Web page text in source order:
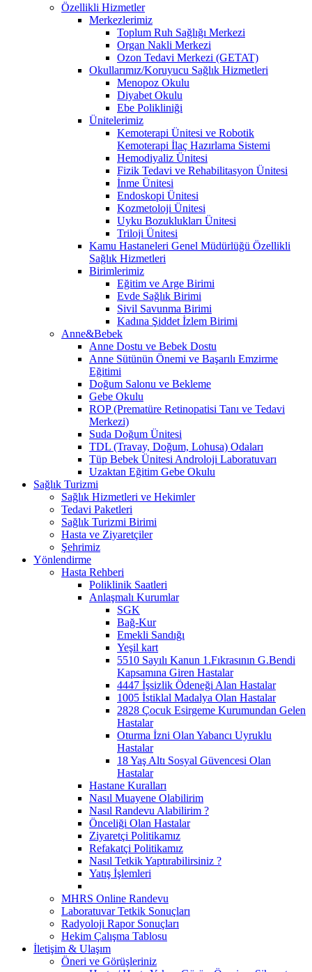
Özellikli Hizmetler
Merkezlerimiz
Toplum Ruh Sağlığı Merkezi
Organ Nakli Merkezi
Ozon Tedavi Merkezi (GETAT)
Okullarımız/Koruyucu Sağlık Hizmetleri
Menopoz Okulu
Diyabet Okulu
Ebe Polikliniği
Ünitelerimiz
Kemoterapi Ünitesi ve Robotik
Kemoterapi İlaç Hazırlama Sistemi
Hemodiyaliz Ünitesi
Fizik Tedavi ve Rehabilitasyon Ünitesi
İnme Ünitesi
Endoskopi Ünitesi
Kozmetoloji Ünitesi
Uyku Bozuklukları Ünitesi
Triloji Ünitesi
Kamu Hastaneleri Genel Müdürlüğü Özellikli
Sağlık Hizmetleri
Birimlerimiz
Eğitim ve Arge Birimi
Evde Sağlık Birimi
Sivil Savunma Birimi
Kadına Şiddet İzlem Birimi
Anne&Bebek
Anne Dostu ve Bebek Dostu
Anne Sütünün Önemi ve Başarılı Emzirme
Eğitimi
Doğum Salonu ve Bekleme
Gebe Okulu
ROP (Prematüre Retinopatisi Tanı ve Tedavi
Merkezi)
Suda Doğum Ünitesi
TDL (Travay, Doğum, Lohusa) Odaları
Tüp Bebek Ünitesi Androloji Laboratuvarı
Uzaktan Eğitim Gebe Okulu
Sağlık Turizmi
Sağlık Hizmetleri ve Hekimler
Tedavi Paketleri
Sağlık Turizmi Birimi
Hasta ve Ziyaretçiler
Şehrimiz
Yönlendirme
Hasta Rehberi
Poliklinik Saatleri
Anlaşmalı Kurumlar
SGK
Bağ-Kur
Emekli Sandığı
Yeşil kart
5510 Sayılı Kanun 1.Fıkrasının G.Bendi
Kapsamına Giren Hastalar
4447 İşsizlik Ödeneği Alan Hastalar
1005 İstiklal Madalya Olan Hastalar
2828 Çocuk Esirgeme Kurumundan Gelen
Hastalar
Oturma İzni Olan Yabancı Uyruklu
Hastalar
18 Yaş Altı Sosyal Güvencesi Olan
Hastalar
Hastane Kuralları
Nasıl Muayene Olabilirim
Nasıl Randevu Alabilirim ?
Önceliği Olan Hastalar
Ziyaretçi Politikamız
Refakatçi Politikamız
Nasıl Tetkik Yaptırabilirsiniz ?
Yatış İşlemleri
MHRS Online Randevu
Laboratuvar Tetkik Sonuçları
Radyoloji Rapor Sonuçları
Hekim Çalışma Tablosu
İletişim & Ulaşım
Öneri ve Görüşleriniz